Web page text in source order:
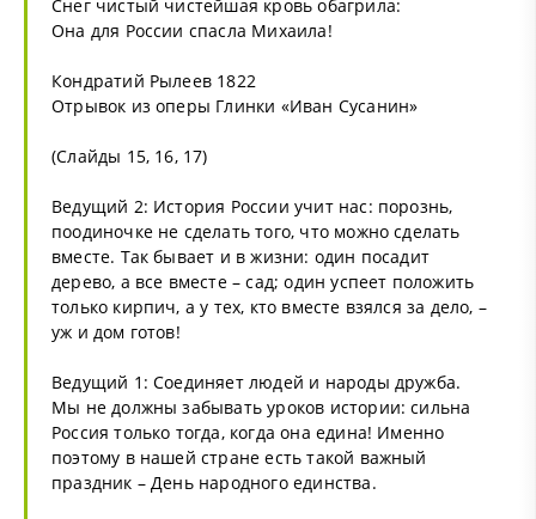
Снег чистый чистейшая кровь обагрила:
Она для России спасла Михаила!
Кондратий Рылеев 1822
Отрывок из оперы Глинки «Иван Сусанин»
(Слайды 15, 16, 17)
Ведущий 2: История России учит нас: порознь,
поодиночке не сделать того, что можно сделать
вместе. Так бывает и в жизни: один посадит
дерево, а все вместе – сад; один успеет положить
только кирпич, а у тех, кто вместе взялся за дело, –
уж и дом готов!
Ведущий 1: Соединяет людей и народы дружба.
Мы не должны забывать уроков истории: сильна
Россия только тогда, когда она едина! Именно
поэтому в нашей стране есть такой важный
праздник – День народного единства.